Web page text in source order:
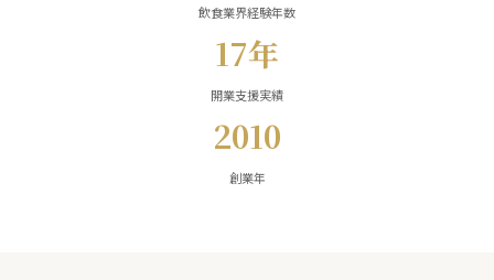
飲食業界経験年数
17年
開業支援実績
2010
創業年